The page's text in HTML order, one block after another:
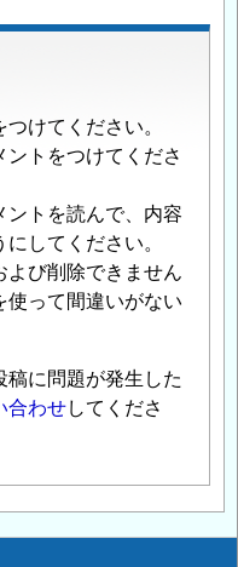
けてください。
トをつけてくださ
ントを読んで、内容
してください。
よび削除できません
使って間違いがない
に問題が発生した
合わせしてくださ